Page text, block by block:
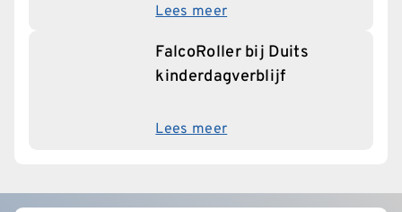
Lees meer
FalcoRoller bij Duits
kinderdagverblijf
Lees meer